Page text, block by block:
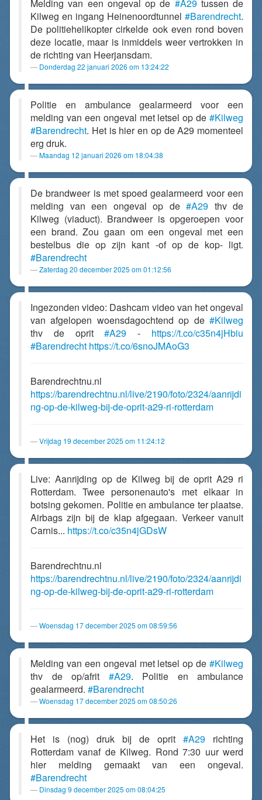
Melding van een ongeval op de #A29tussen de
Kilweg en ingang Heinenoordtunnel #Barendrecht.
De politiehelikopter cirkelde ook even rond boven
deze locatie, maar is inmiddels weer vertrokken in
de richting van Heerjansdam.
Donderdag 22 januari 2026 om 13:24:22
Politie en ambulance gealarmeerd voor een
melding van een ongeval met letsel op de #Kilweg
#Barendrecht. Het is hier en op de A29 momenteel
erg druk.
Maandag 12 januari 2026 om 18:04:38
De brandweer is met spoed gealarmeerd voor een
melding van een ongeval op de #A29 thv de
Kilweg (viaduct). Brandweer is opgeroepen voor
een brand. Zou gaan om een ongeval met een
bestelbus die op zijn kant -of op de kop- ligt.
#Barendrecht
Zaterdag 20 december 2025 om 01:12:56
Ingezonden video: Dashcam video van het ongeval
van afgelopen woensdagochtend op de #Kilweg
thv de oprit#A29 - https://t.co/c35n4jHbiu
#Barendrecht https://t.co/6snoJMAoG3
Barendrechtnu.nl
https://barendrechtnu.nl/live/2190/foto/2324/aanrijdi
ng-op-de-kilweg-bij-de-oprit-a29-ri-rotterdam
Vrijdag 19 december 2025 om 11:24:12
Live: Aanrijding op de Kilweg bij de oprit A29 ri
Rotterdam. Twee personenauto's met elkaar in
botsing gekomen. Politie en ambulance ter plaatse.
Airbags zijn bij de klap afgegaan. Verkeer vanuit
Carnis... https://t.co/c35n4jGDsW
Barendrechtnu.nl
https://barendrechtnu.nl/live/2190/foto/2324/aanrijdi
ng-op-de-kilweg-bij-de-oprit-a29-ri-rotterdam
Woensdag 17 december 2025 om 08:59:56
Melding van een ongeval met letsel op de #Kilweg
thv de op/afrit #A29. Politie en ambulance
gealarmeerd. #Barendrecht
Woensdag 17 december 2025 om 08:50:26
Het is (nog) druk bij de oprit #A29 richting
Rotterdam vanaf de Kilweg. Rond 7:30 uur werd
hier melding gemaakt van een ongeval.
#Barendrecht
Dinsdag 9 december 2025 om 08:04:25